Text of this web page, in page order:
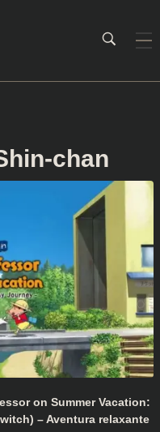
chan
on Summer Vacation:
– Aventura relaxante